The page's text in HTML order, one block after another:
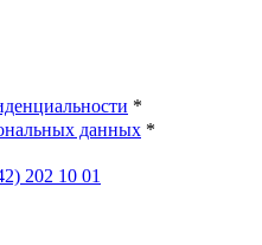
*
данных *
202 10 01